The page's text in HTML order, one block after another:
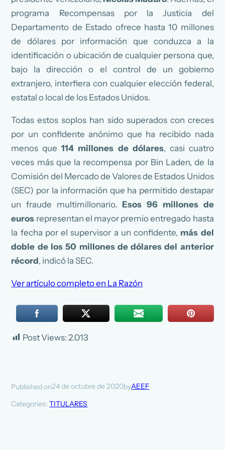
programa Recompensas por la Justicia del
Departamento de Estado ofrece hasta 10 millones
de dólares por información que conduzca a la
identificación o ubicación de cualquier persona que,
bajo la dirección o el control de un gobierno
extranjero, interfiera con cualquier elección federal,
estatal o local de los Estados Unidos.
Todas estos soplos han sido superados con creces
por un confidente anónimo que ha recibido nada
menos que114 millones de dólares, casi cuatro
veces más que la recompensa por Bin Laden, de la
Comisión del Mercado de Valores de Estados Unidos
(SEC) por la información que ha permitido destapar
un fraude multimillonario. Esos 96 millones de
euros representan el mayor premio entregado hasta
la fecha por el supervisor a un confidente, más del
doble de los 50 millones de dólares del anterior
récord, indicó la SEC.
Ver artículo completo en La Razón
Post Views: 2.013
Published on24 de octubre de 2020byAEEF
Categories:TITULARES